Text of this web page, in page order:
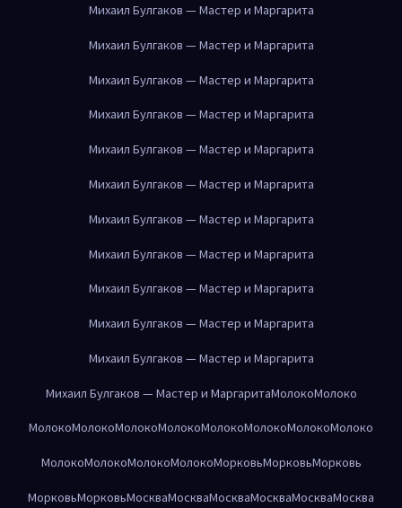
Михаил Булгаков — Мастер и Маргарита
Михаил Булгаков — Мастер и Маргарита
Михаил Булгаков — Мастер и Маргарита
Михаил Булгаков — Мастер и Маргарита
Михаил Булгаков — Мастер и Маргарита
Михаил Булгаков — Мастер и Маргарита
Михаил Булгаков — Мастер и Маргарита
Михаил Булгаков — Мастер и Маргарита
Михаил Булгаков — Мастер и Маргарита
Михаил Булгаков — Мастер и Маргарита
Михаил Булгаков — Мастер и Маргарита
Михаил Булгаков — Мастер и МаргаритаМолокоМолоко
МолокоМолокоМолокоМолокоМолокоМолокоМолокоМолоко
МолокоМолокоМолокоМолокоМорковьМорковьМорковь
МорковьМорковьМоскваМоскваМоскваМоскваМоскваМосква